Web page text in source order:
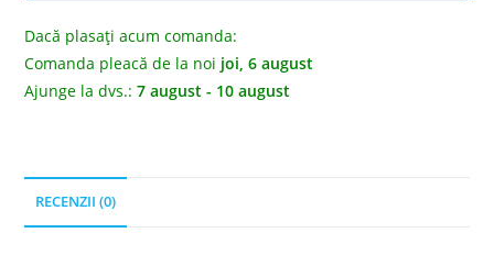
Dacă plasați acum comanda:
Comanda pleacă de la noi joi, 6 august
Ajunge la dvs.:7 august - 10 august
RECENZII (0)